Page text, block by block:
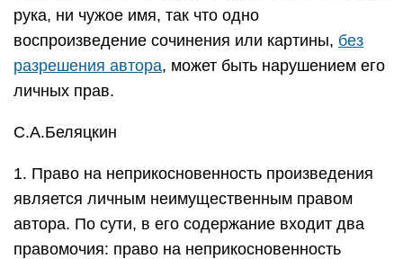
рука, ни чужое имя, так что одно
воспроизведение сочинения или картины, без
разрешения автора, может быть нарушением его
личных прав.
С.А.Беляцкин
1. Право на неприкосновенность произведения
является личным неимущественным правом
автора. По сути, в его содержание входит два
правомочия: право на неприкосновенность